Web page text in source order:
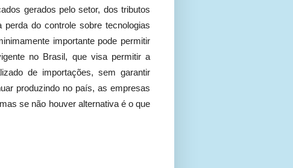
gerados pelo setor, dos tributos
do controle sobre tecnologias
importante pode permitir
no Brasil, que visa permitir a
de importações, sem garantir
produzindo no país, as empresas
se não houver alternativa é o que